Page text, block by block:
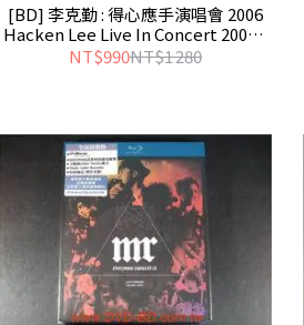
[BD] 李克勤 : 得心應手演唱會 2006
Hacken Lee Live In Concert 2006 -
Hacken Lee
NT$990NT$1 280